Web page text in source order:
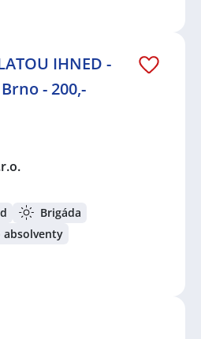
IHNED -
Brno - 200,-
Brigáda
absolventy